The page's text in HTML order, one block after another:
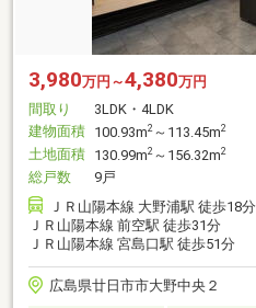
3,980万円～4,380万円
間取り
3LDK・4LDK
建物面積 100.93m2 ～113.45m2
土地面積 130.99m2 ～156.32m2
総戸数
9戸
ＪＲ山陽本線 大野浦駅 徒歩18分
ＪＲ山陽本線 前空駅 徒歩31分
ＪＲ山陽本線 宮島口駅 徒歩51分
広島県廿日市市大野中央２